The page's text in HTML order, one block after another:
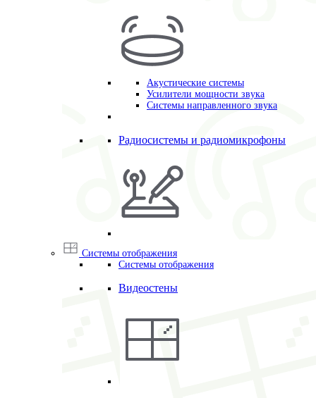
Акустические системы
Усилители мощности звука
Системы направленного звука
Радиосистемы и радиомикрофоны
Системы отображения
Системы отображения
Видеостены